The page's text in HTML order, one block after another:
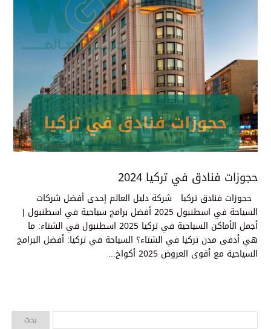
حجوزات فنادق في تركيا 2024
حجوزات فنادق تركيا شركة دليل العالم إحدى أفضل شركات
السياحة في اسطنبول 2025 أفضل برامج سياحية في اسطنبول |
أجمل الأماكن السياحية في تركيا 2025 اسطنبول في الشتاء: ما
هي أدفى مدن تركيا في الشتاء؟ السياحة في تركيا: أفضل البرامج
السياحية مع أقوى العروض 2025 أكواخ...